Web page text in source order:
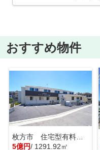
おすすめ物件
枚方市 住宅型有料老人ホーム 一棟貸し
5億円/ 1291.92㎡